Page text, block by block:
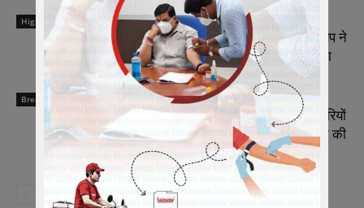
Highlights
राष्ट्रीय कार्याध्यक्ष व कैबिनेट मंत्री चेतन्य काश्यप ने
किया क्रीड़ा-भारती की अन्तर प्रान्तीय बैठक का
समापन
Breaking News
भारतीय जनता पार्टी रतलाम जिले में नई जिम्मेदारियों
का ऐलान, भाजपा मे मीडिया प्रभारी व सहप्रभारी की
नियुक्ति